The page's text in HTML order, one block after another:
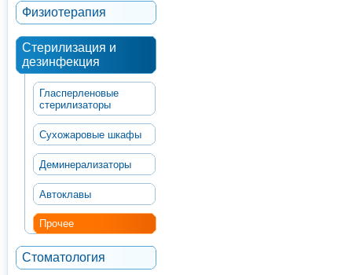
Физиотерапия
Стерилизация и
дезинфекция
Гласперленовые
стерилизаторы
Сухожаровые шкафы
Деминерализаторы
Автоклавы
Прочее
Стоматология